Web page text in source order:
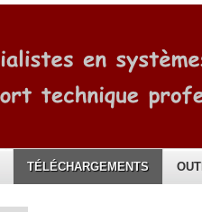
TÉLÉCHARGEMENTS